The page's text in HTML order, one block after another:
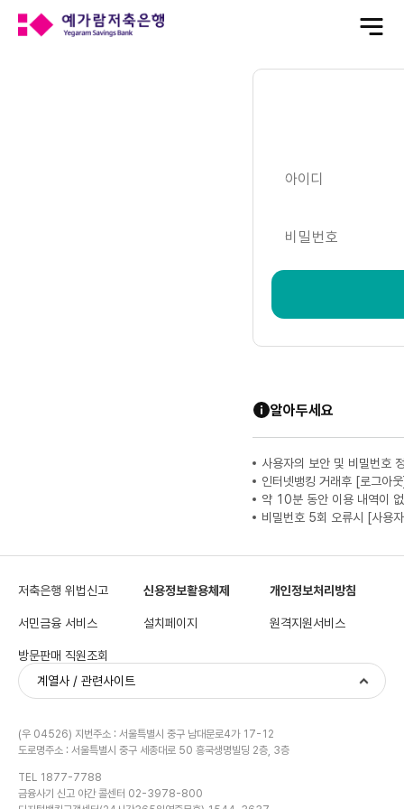
전
체
아이디
비밀번호
알아두세요
사용자의 보안 및 비밀번호
인터넷뱅킹 거래후 [로그아
약 10분 동안 이용 내역이
비밀번호 5회 오류시 [사용
저축은행 위법신고 신용정보활용체제 개인정보처리방침
서민금융 서비스 설치페이지 원격지원서비스
방문판매 직원조회
계열사 / 관련사이트
(우 04526) 지번주소 : 서울특별시 중구 남대문로4가 17-12
도로명주소 : 서울특별시 중구 세종대로 50 흥국생명빌딩 2층, 3층
TEL 1877-7788
금융사기 신고 야간 콜센터 02-3978-800